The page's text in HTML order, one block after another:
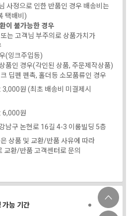
사정으로 인한 반품인 경우 배송비는
택배비)
이 불가능한 경우
는 고객님 부주의로 상품가치가
(잉크주입등)
품인 경우(각인된 상품, 주문제작상품)
딥펜 펜촉, 홀더등 소모품류인 경우
: 3,000원 (최초 배송비 미결제시
: 6,000원
남구 논현로 16길 4-3 이룸빌딩 5층
상품 및 교환/반품 사유에 따라
교환/반품 고객센터로 문의
가능 기간